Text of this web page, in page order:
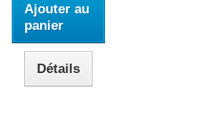
Ajouter au
panier
Détails